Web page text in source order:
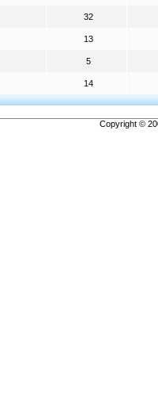
32
13
5
14
Copyright ©